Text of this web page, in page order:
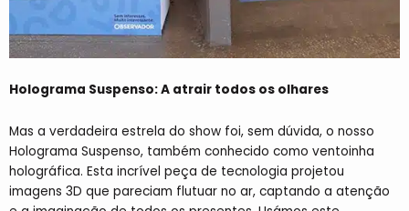
Holograma Suspenso: A atrair todos os olhares
Mas a verdadeira estrela do show foi, sem dúvida, o nosso
Holograma Suspenso, também conhecido como ventoinha
holográfica. Esta incrível peça de tecnologia projetou
imagens 3D que pareciam flutuar no ar, captando a atenção